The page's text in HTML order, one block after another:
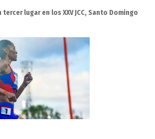
tercer lugar en los XXV JCC, Santo Domingo